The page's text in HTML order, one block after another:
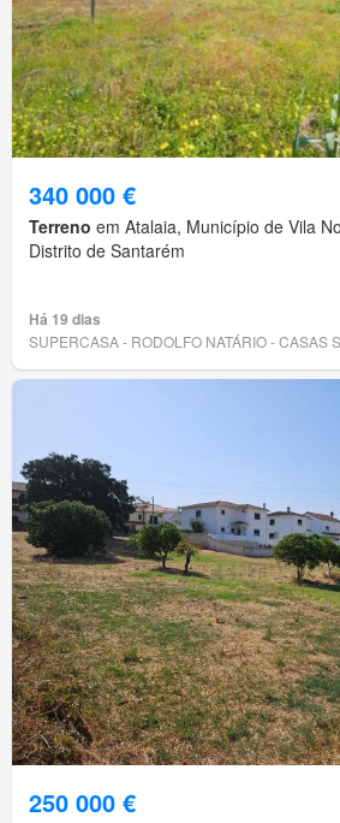
340 000 €
Terreno em Atalaia, Município de Vila
Distrito de Santarém
Há 19 dias
SUPERCASA - RODOLFO NATÁRIO - CASAS
250 000 €